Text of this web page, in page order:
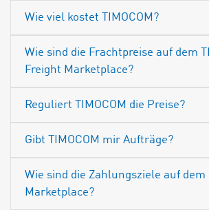
Wie viel kostet TIMOCOM?
Wie sind die Frachtpreise auf dem
Freight Marketplace?
Reguliert TIMOCOM die Preise?
Gibt TIMOCOM mir Aufträge?
Wie sind die Zahlungsziele auf dem
Marketplace?